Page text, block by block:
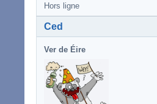
Hors ligne
Ced
Ver de Éire